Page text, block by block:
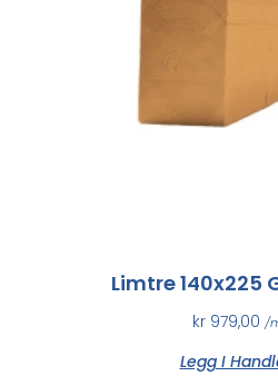
Limtre 140x225
kr979,00 /
Legg I